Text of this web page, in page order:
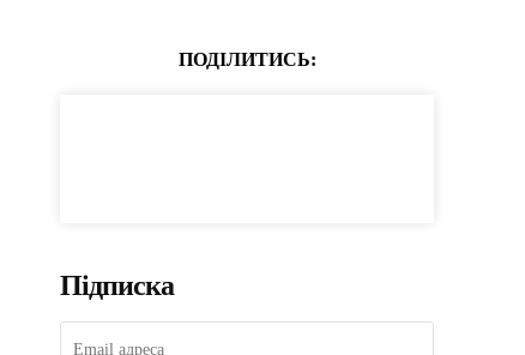
ПОДІЛИТИСЬ:
Підписка